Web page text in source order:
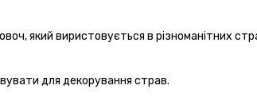
який виристовується в різноманітних
для декорування страв.